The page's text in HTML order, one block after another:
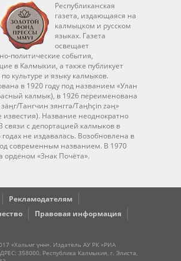
Республиканская
газета, издающаяся на
калмыцком и русском
языках. Газета
освещает
политические события,
в Калмыкии, а также публикует
культуре и языку калмыков.
в 1920 году под названием «Улан
калмык), в 1926 переименована
Тангчин зянггә/Taңhçin zәң»
известия). Название неоднократно
связи с депортацией калмыков в
не издавалась. Возобновлена в
современным названием. В 1970
орденом «Знак Почёта».
Рекламодателям
Правовая информация
«Хальмг үнн». Издатель АУ РК «РИА
358000, Республика Калмыкия, г. Элиста,